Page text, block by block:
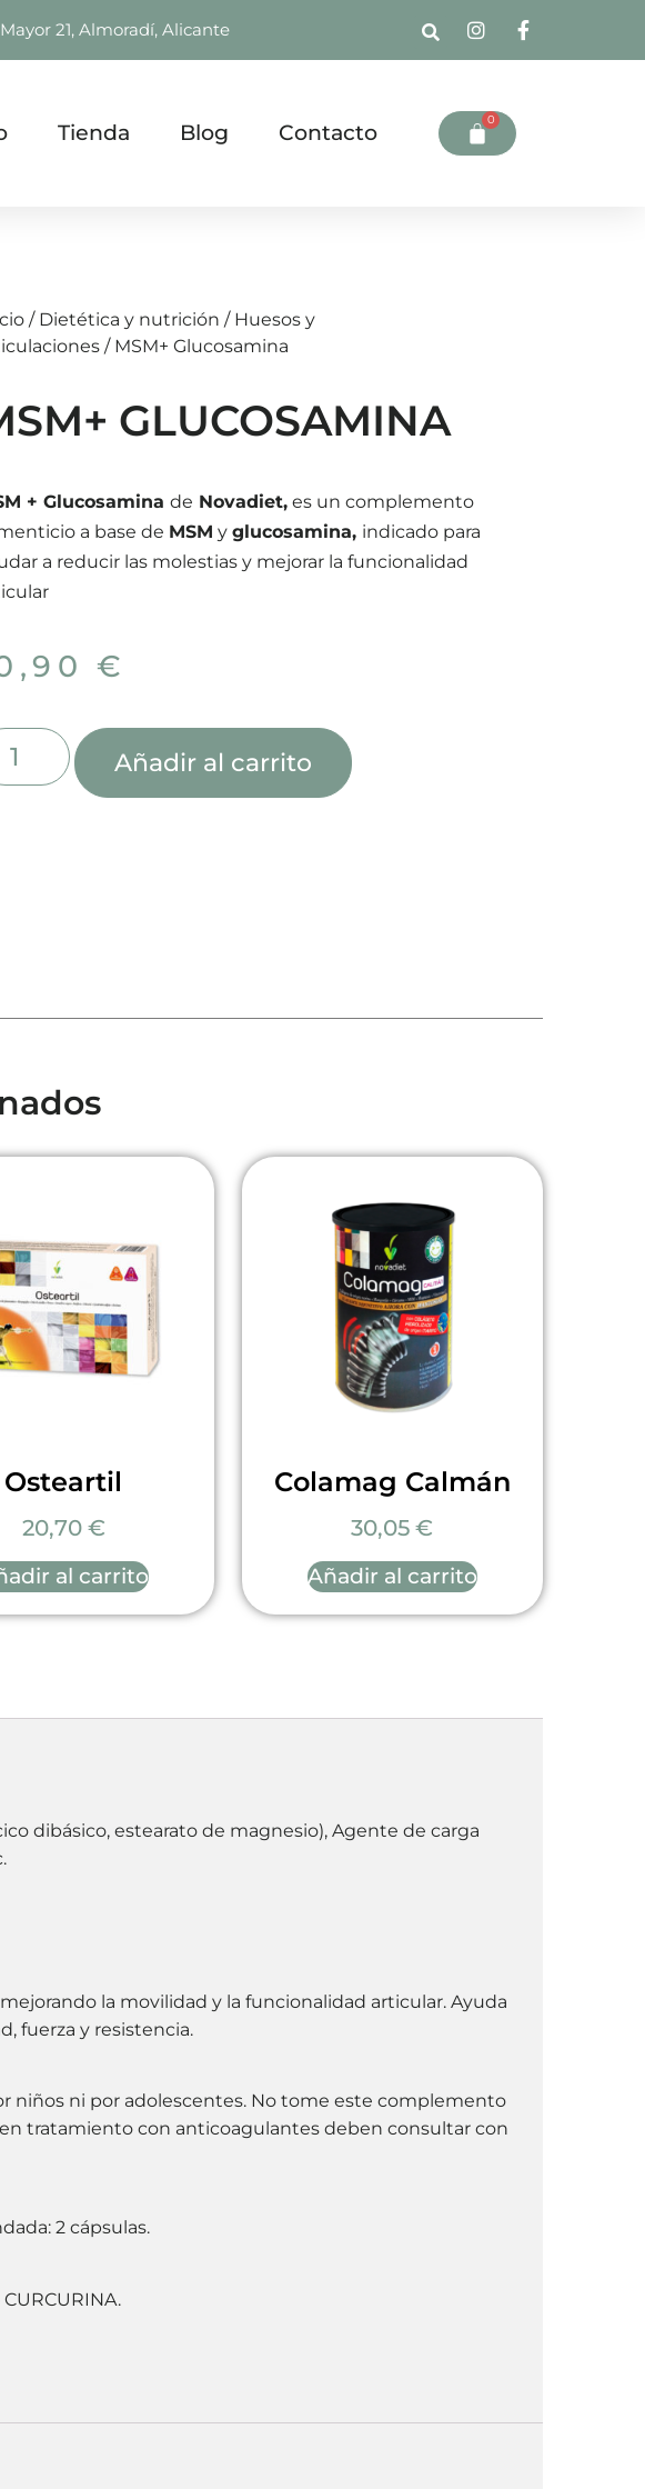
21, Almoradí, Alicante
Tienda Blog Contacto
0
/ Dietética y nutrición / Huesos y
/ MSM+ Glucosamina
GLUCOSAMINA
+ Glucosamina de Novadiet, es un complemento
a base de MSM y glucosamina, indicado para
a reducir las molestias y mejorar la funcionalidad
€
Añadir al carrito
Osteartil
20,70 €
al carrito
Colamag Calmán
30,05€
Añadir al carrito
dibásico, estearato de magnesio), Agente de carga
la movilidad y la funcionalidad articular. Ayuda
fuerza y resistencia.
niños ni por adolescentes. No tome este complemento
tratamiento con anticoagulantes deben consultar con
2 cápsulas.